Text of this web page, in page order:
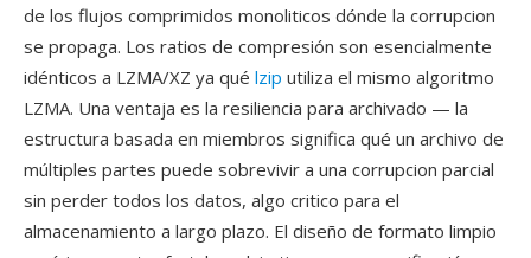
de los flujos comprimidos monoliticos dónde la corrupcion
se propaga. Los ratios de compresión son esencialmente
idénticos a LZMA/XZ ya qué lzip utiliza el mismo algoritmo
LZMA. Una ventaja es la resiliencia para archivado — la
estructura basada en miembros significa qué un archivo de
múltiples partes puede sobrevivir a una corrupcion parcial
sin perder todos los datos, algo critico para el
almacenamiento a largo plazo. El diseño de formato limpio